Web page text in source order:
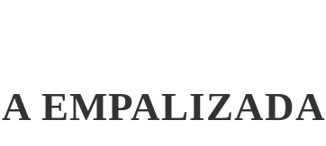
EMPALIZADA